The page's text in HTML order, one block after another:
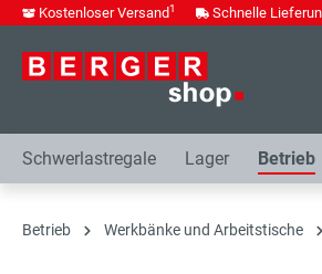
Zur Hauptnavigation springen
Kostenloser Versand1 Schnelle
Schwerlastregale Lager Betrieb
Betrieb Werkbänke und Arbeitstische